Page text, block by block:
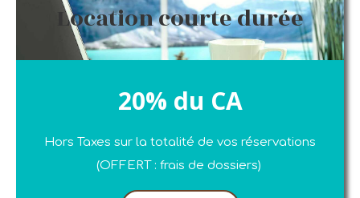
Location courte durée
20% du CA
Hors Taxes sur la totalité de vos réservations
(OFFERT : frais de dossiers)